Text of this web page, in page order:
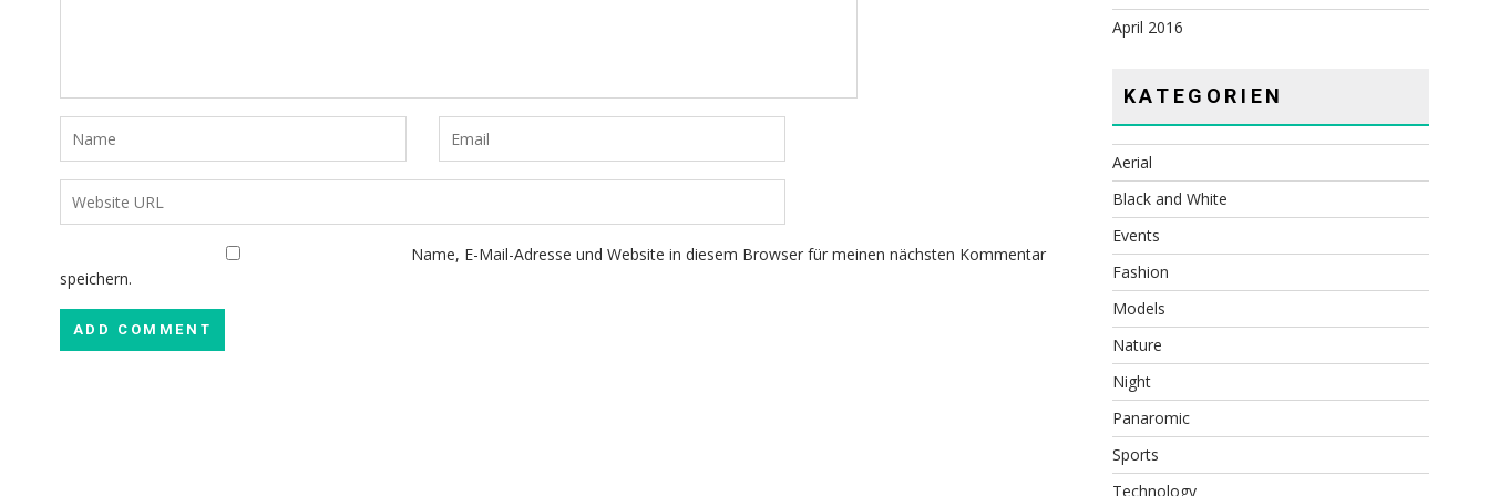
Name, E-Mail-Adresse und Website in diesem Browser für meinen nächsten Kommentar
speichern.
April 2016
KATEGORIEN
Aerial
Black and White
Events
Fashion
Models
Nature
Night
Panaromic
Sports
Technology